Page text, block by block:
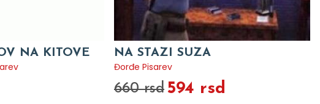
NA KITOVE
NA STAZI SUZA
Đorđe Pisarev
660 rsd 594 rsd